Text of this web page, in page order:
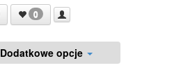
0
Dodatkowe opcje